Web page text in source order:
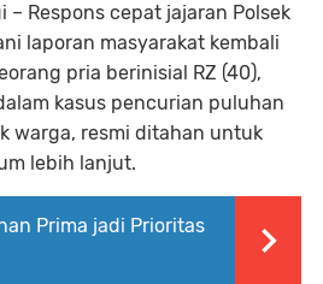
– Respons cepat jajaran Polsek
laporan masyarakat kembali
pria berinisial RZ (40),
kasus pencurian puluhan
warga, resmi ditahan untuk
lebih lanjut.
Prima jadi Prioritas